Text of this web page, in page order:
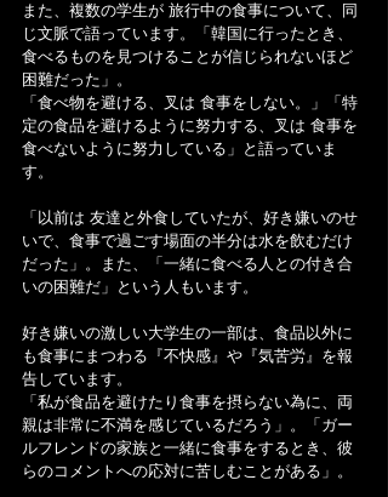
また、複数の学生が 旅行中の食事について、同
じ文脈で語っています。「韓国に行ったとき、
食べるものを見つけることが信じられないほど
困難だった」。
「食べ物を避ける、叉は 食事をしない。」「特
定の食品を避けるように努力する、叉は 食事を
食べないように努力している」と語っていま
す。
「以前は 友達と外食していたが、好き嫌いのせ
いで、食事で過ごす場面の半分は水を飲むだけ
だった」。また、「一緒に食べる人との付き合
いの困難だ」という人もいます。
好き嫌いの激しい大学生の一部は、食品以外に
も食事にまつわる『不快感』や『気苦労』を報
告しています。
「私が食品を避けたり食事を摂らない為に、両
親は非常に不満を感じているだろう」。「ガー
ルフレンドの家族と一緒に食事をするとき、彼
らのコメントへの応対に苦しむことがある」。